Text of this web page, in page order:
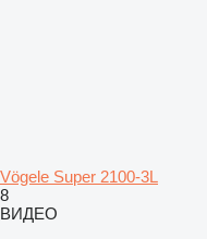
Vögele Super 2100-3L
8
ВИДЕО